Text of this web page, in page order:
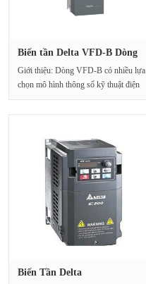
Biến tần Delta VFD-B Dòng
Giới thiệu: Dòng VFD-B có nhiều lựa
chọn mô hình thông số kỹ thuật điện
Biến Tần Delta